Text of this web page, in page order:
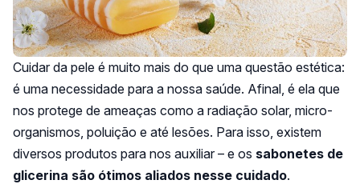
Cuidar da pele é muito mais do que uma questão estética:
é uma necessidade para a nossa saúde. Afinal, é ela que
nos protege de ameaças como a radiação solar, micro-
organismos, poluição e até lesões. Para isso, existem
diversos produtos para nos auxiliar – e os sabonetes de
glicerina são ótimos aliados nesse cuidado.